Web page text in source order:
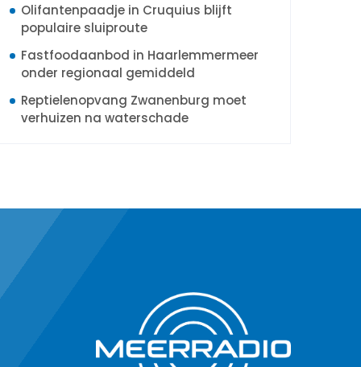
Olifantenpaadje in Cruquius blijft
populaire sluiproute
Fastfoodaanbod in Haarlemmermeer
onder regionaal gemiddeld
Reptielenopvang Zwanenburg moet
verhuizen na waterschade